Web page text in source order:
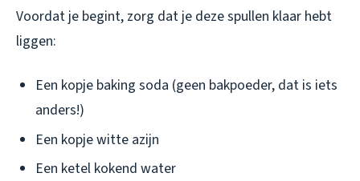
Voordat je begint, zorg dat je deze spullen klaar hebt
liggen:
Een kopje baking soda (geen bakpoeder, dat is iets
anders!)
Een kopje witte azijn
Een ketel kokend water